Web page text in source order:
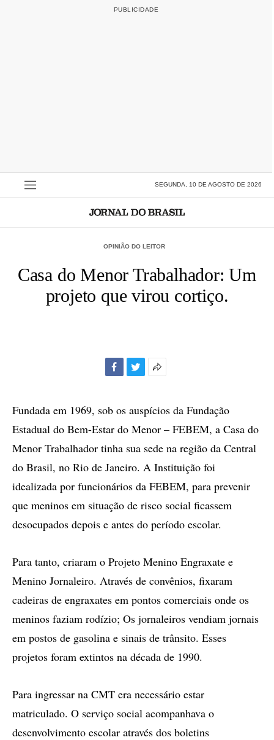
SEGUNDA, 10 DE AGOSTO DE 2026
OPINIÃO DO LEITOR
Casa do Menor Trabalhador: Um
projeto que virou cortiço.
compartilhamento
Fundada em 1969, sob os auspícios da Fundação
Estadual do Bem-Estar do Menor – FEBEM, a Casa do
Menor Trabalhador tinha sua sede na região da Central
do Brasil, no Rio de Janeiro. A Instituição foi
idealizada por funcionários da FEBEM, para prevenir
que meninos em situação de risco social ficassem
desocupados depois e antes do período escolar.
Para tanto, criaram o Projeto Menino Engraxate e
Menino Jornaleiro. Através de convênios, fixaram
cadeiras de engraxates em pontos comerciais onde os
meninos faziam rodízio; Os jornaleiros vendiam jornais
em postos de gasolina e sinais de trânsito. Esses
projetos foram extintos na década de 1990.
Para ingressar na CMT era necessário estar
matriculado. O serviço social acompanhava o
desenvolvimento escolar através dos boletins